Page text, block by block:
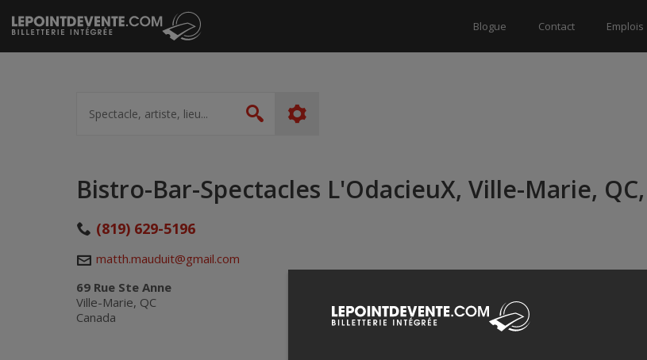
Passer
au
contenu
Blogue Contact Emplois
artiste,
lieu...
Rechercher
Bistro-Bar-Spectacles L'OdacieuX, Ville-Marie,
(819) 629-5196
matth.mauduit@gmail.com
69 Rue Ste Anne
Ville-Marie, QC
Canada